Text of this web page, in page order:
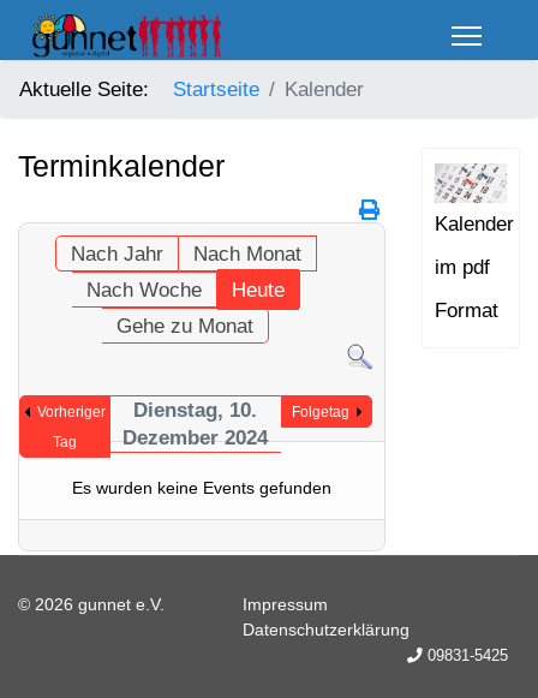
Aktuelle Seite: Startseite Kalender
Terminkalender
Nach Jahr
Nach Monat
Nach Woche
Heute
Gehe zu Monat
Vorheriger
Tag
Dienstag, 10.
Dezember 2024
Folgetag
Es wurden keine Events gefunden
Kalender
im pdf
Format
© 2026 gunnet e.V.
Impressum
Datenschutzerklärung
09831-5425